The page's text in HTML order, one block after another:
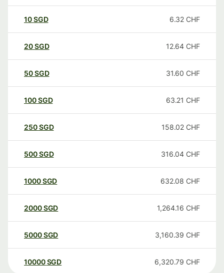
10SGD 6.32 CHF
20SGD 12.64 CHF
50SGD 31.60 CHF
100SGD 63.21 CHF
250SGD 158.02 CHF
500SGD 316.04 CHF
1000SGD 632.08 CHF
2000SGD 1,264.16 CHF
5000SGD 3,160.39 CHF
10000 SGD 6,320.79 CHF